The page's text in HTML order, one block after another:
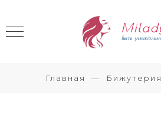
Главная Бижутерия